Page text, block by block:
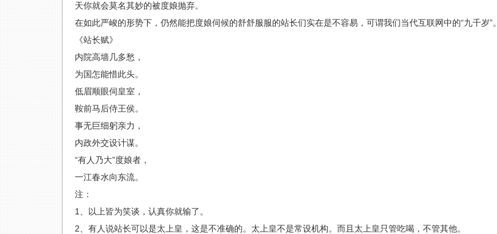
天你就会莫名其妙的被度娘抛弃。
在如此严峻的形势下，仍然能把度娘伺候的舒舒服服的站长们实在是不容易，可谓我们当代互联网中的“九千岁”。
《站长赋》
内院高墙几多愁，
为国怎能惜此头。
低眉顺眼伺皇室，
鞍前马后侍王侯。
事无巨细躬亲力，
内政外交设计谋。
“有人乃大”度娘者，
一江春水向东流。
注：
1、以上皆为笑谈，认真你就输了。
2、有人说站长可以是太上皇，这是不准确的。太上皇不是常设机构。而且太上皇只管吃喝，不管其他。